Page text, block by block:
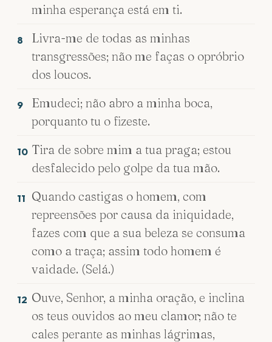
minha esperança está em ti.
8
Livra-me de todas as minhas
transgressões; não me faças o opróbrio
dos loucos.
9
Emudeci; não abro a minha boca,
porquanto tu o fizeste.
10 Tira de sobre mim a tua praga; estou
desfalecido pelo golpe da tua mão.
11 Quando castigas o homem, com
repreensões por causa da iniquidade,
fazes com que a sua beleza se consuma
como a traça; assim todo homem é
vaidade. (Selá.)
12 Ouve, Senhor, a minha oração, e inclina
os teus ouvidos ao meu clamor; não te
cales perante as minhas lágrimas,